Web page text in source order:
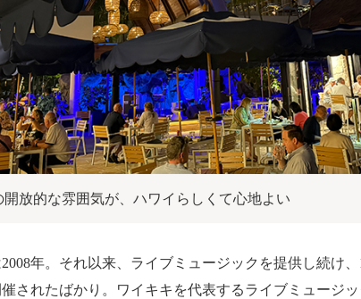
開放的な雰囲気が、ハワイらしくて心地よい
年。それ以来、ライブミュージックを提供し続け
されたばかり。ワイキキを代表するライブミュージ